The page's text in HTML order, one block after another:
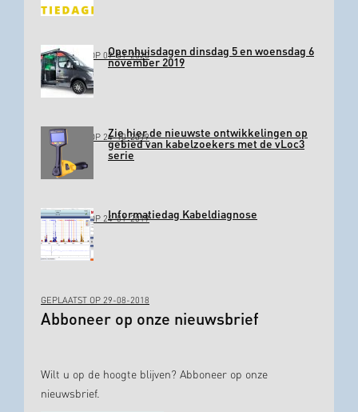
GEPLAATST OP 09-01-2020Openhuisdagen dinsdag 5 en woensdag 6
november 2019
GEPLAATST OP 24-10-2019Zie hier de nieuwste ontwikkelingen op
gebied van kabelzoekers met de vLoc3
serie
GEPLAATST OP 24-01-2019Informatiedag Kabeldiagnose
GEPLAATST OP 29-08-2018
Abboneer op onze nieuwsbrief
Wilt u op de hoogte blijven? Abboneer op onze
nieuwsbrief.